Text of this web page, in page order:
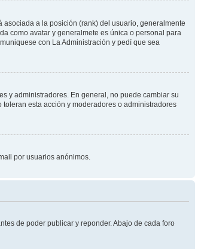
a la posición (rank) del usuario, generalmente
como avatar y generalmete es única o personal para
con La Administración y pedí que sea
y administradores. En general, no puede cambiar su
esta acción y moderadores o administradores
por usuarios anónimos.
de poder publicar y reponder. Abajo de cada foro